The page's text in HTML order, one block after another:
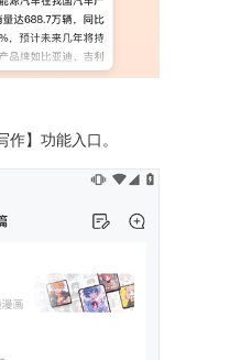
】功能入口。